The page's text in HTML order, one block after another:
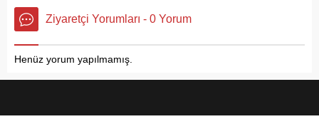
Ziyaretçi Yorumları - 0 Yorum
Henüz yorum yapılmamış.